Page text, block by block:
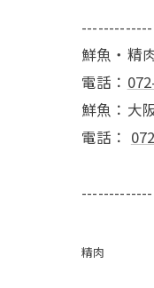
鮮魚・精
電話：
鮮魚：大
電話：
精肉